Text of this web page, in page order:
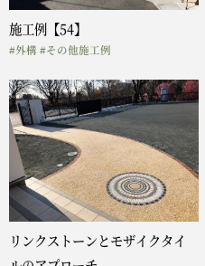
施工例【54】
#外構 #その他施工例
リンクストーンとモザイクタイ